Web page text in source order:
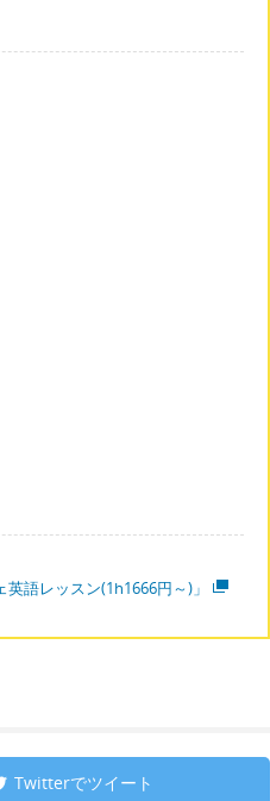
語レッスン(1h1666円～)」
Twitterでツイート